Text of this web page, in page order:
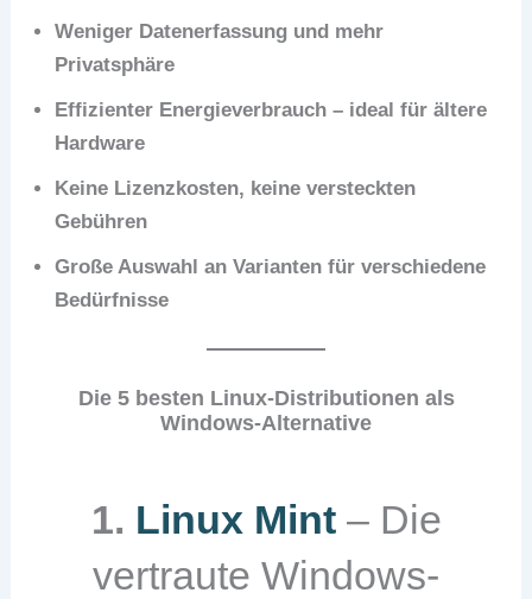
Weniger Datenerfassung und mehr
Privatsphäre
Effizienter Energieverbrauch – ideal für ältere
Hardware
Keine Lizenzkosten, keine versteckten
Gebühren
Große Auswahl an Varianten für verschiedene
Bedürfnisse
Die 5 besten Linux-Distributionen als
Windows-Alternative
1. Linux Mint– Die
vertraute Windows-